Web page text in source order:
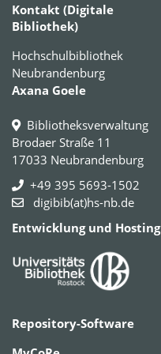
Kontakt (Digitale
Bibliothek)
Hochschulbibliothek
Neubrandenburg
Axana Goele
Bibliotheksverwaltung
Brodaer Straße 11
17033 Neubrandenburg
+49 395 5693-1502
digibib(at)hs-nb.de
Entwicklung und Hosting
Repository-Software